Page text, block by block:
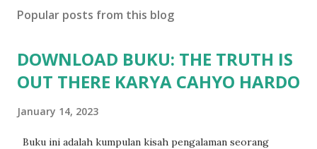
Popular posts from this blog
DOWNLOAD BUKU: THE TRUTH IS
OUT THERE KARYA CAHYO HARDO
January 14, 2023
Buku ini adalah kumpulan kisah pengalaman seorang